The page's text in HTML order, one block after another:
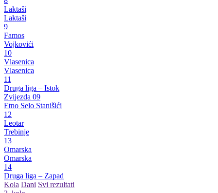
Laktaši
Laktaši
9
Famos
Vojkovići
10
Vlasenica
Vlasenica
11
Druga liga – Istok
Zvijezda 09
Etno Selo Stanišići
12
Leotar
Trebinje
13
Omarska
Omarska
14
Druga liga – Zapad
Kola Dani Svi rezultati